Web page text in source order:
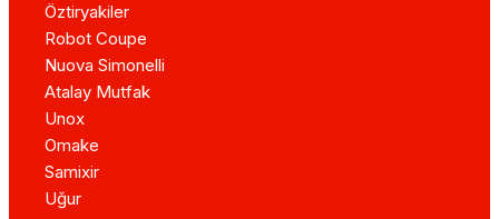
Öztiryakiler
Robot Coupe
Nuova Simonelli
Atalay Mutfak
Unox
Omake
Samixir
Uğur